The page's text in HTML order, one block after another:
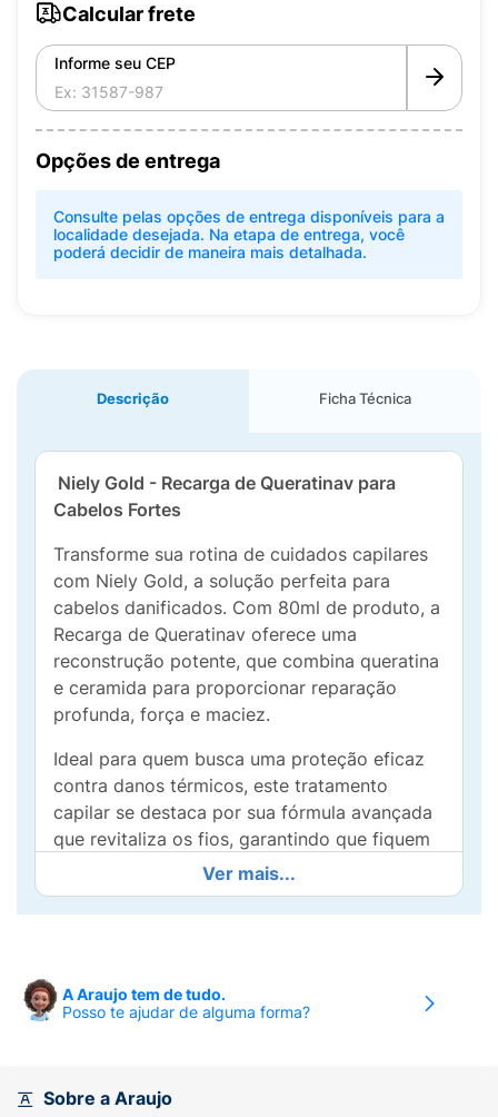
Calcular frete
Informe seu CEP
Opções de entrega
Consulte pelas opções de entrega disponíveis para a
localidade desejada. Na etapa de entrega, você
poderá decidir de maneira mais detalhada.
Descrição Ficha Técnica
Niely Gold - Recarga de Queratinav para
Cabelos Fortes
Transforme sua rotina de cuidados capilares
com Niely Gold, a solução perfeita para
cabelos danificados. Com 80ml de produto, a
Recarga de Queratinav oferece uma
reconstrução potente, que combina queratina
e ceramida para proporcionar reparação
profunda, força e maciez.
Ideal para quem busca uma proteção eficaz
contra danos térmicos, este tratamento
capilar se destaca por sua fórmula avançada
que revitaliza os fios, garantindo que fiquem
saudáveis e brilhantes. Com Niely Gold, seus
cabelos estarão prontos para resistir ao calor
de secadores e chapinhas, mantendo a
Incorpore Niely Gold em sua rotina e sinta a
diferença! Borrife generosamente sobre os
saudáveis. Experimente hoje mesmo e
Ver mais...
A Araujo tem de tudo.
Posso te ajudar de alguma forma?
Sobre a Araujo